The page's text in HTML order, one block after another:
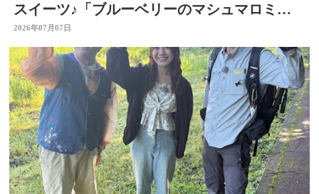
スイーツ♪「ブルーベリーのマシュマロミル
クアイス」 ～開店！キッチン別府ちゃん～
2026年07月07日